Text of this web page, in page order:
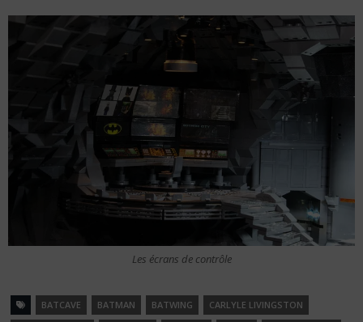
Les écrans de contrôle
BATCAVE BATMAN BATWING
CARLYLE LIVINGSTON